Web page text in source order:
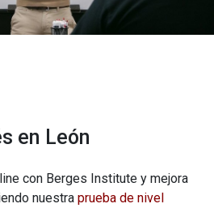
en León
con Berges Institute y mejora
nuestra prueba de nivel